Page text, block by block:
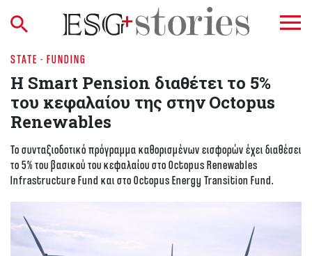
STATE - FUNDING
Η Smart Pension διαθέτει το 5%
του κεφαλαίου της στην Octopus
Renewables
Το συνταξιοδοτικό πρόγραμμα καθορισμένων εισφορών έχει διαθέσει
το 5% του βασικού του κεφαλαίου στο Octopus Renewables
Infrastructure Fund και στο Octopus Energy Transition Fund.